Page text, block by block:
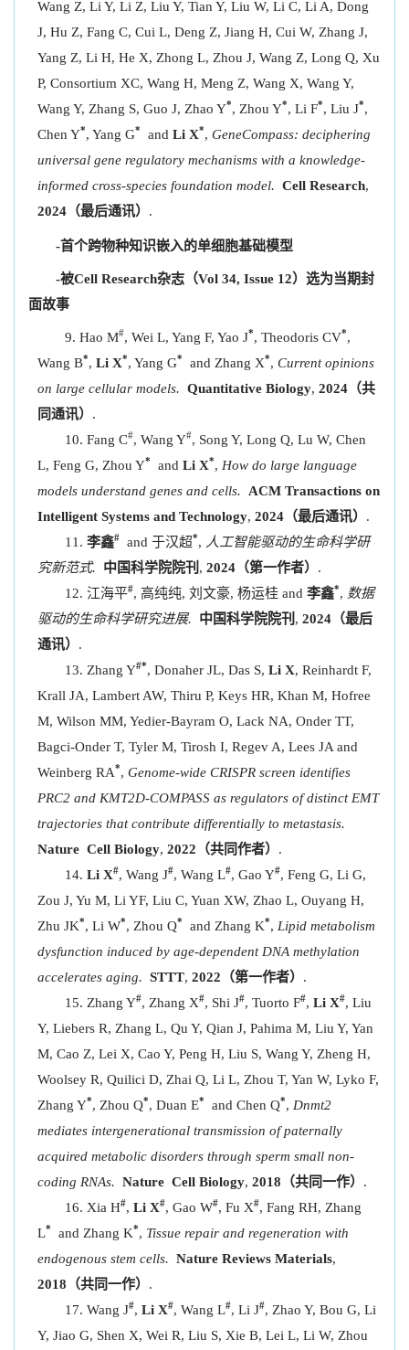
Wang Z, Li Y, Li Z, Liu Y, Tian Y, Liu W, Li C, Li A, Dong
J, Hu Z, Fang C, Cui L, Deng Z, Jiang H, Cui W, Zhang J,
Yang Z, Li H, He X, Zhong L, Zhou J, Wang Z, Long Q, Xu
P, Consortium XC, Wang H, Meng Z, Wang X, Wang Y,
Wang Y, Zhang S, Guo J, Zhao Y*, Zhou Y*, Li F*, Liu J*,
Chen Y*, Yang G* and Li X*, GeneCompass: deciphering
universal gene regulatory mechanisms with a knowledge-
informed cross-species foundation model. Cell Research,
2024（最后通讯） .
-首个跨物种知识嵌入的单细胞基础模型
-被Cell Research杂志（Vol 34, Issue 12）选为当期封
面故事
Hao M#, Wei L, Yang F, Yao J*, Theodoris CV*,
Wang B*, Li X*, Yang G* and Zhang X*, Current opinions
on large cellular models. Quantitative Biology, 2024（共
同通讯） .
Fang C#, Wang Y#, Song Y, Long Q, Lu W, Chen
L, Feng G, Zhou Y* and Li X*, How do large language
models understand genes and cells.
ACM Transactions on
Intelligent Systems and Technology, 2024（最后通讯） .
李鑫# and 于汉超*, 人工智能驱动的生命科学研
究新范式.
中国科学院院刊 , 2024（第一作者） .
江海平#, 高纯纯, 刘文豪, 杨运桂 and 李鑫*, 数据
驱动的生命科学研究进展.
中国科学院院刊 , 2024（最后
通讯） .
Zhang Y#*, Donaher JL, Das S, Li X, Reinhardt F,
Krall JA, Lambert AW, Thiru P, Keys HR, Khan M, Hofree
M, Wilson MM, Yedier-Bayram O, Lack NA, Onder TT,
Bagci-Onder T, Tyler M, Tirosh I, Regev A, Lees JA and
Weinberg RA*, Genome-wide CRISPR screen identifies
PRC2 and KMT2D-COMPASS as regulators of distinct EMT
trajectories that contribute differentially to metastasis.
Nature Cell Biology, 2022（共同作者） .
Li X#, Wang J#, Wang L#, Gao Y#, Feng G, Li G,
Zou J, Yu M, Li YF, Liu C, Yuan XW, Zhao L, Ouyang H,
Zhu JK*, Li W*, Zhou Q* and Zhang K*, Lipid metabolism
dysfunction induced by age-dependent DNA methylation
accelerates aging. STTT, 2022（第一作者） .
Zhang Y#, Zhang X#, Shi J#, Tuorto F#, Li X#, Liu
Y, Liebers R, Zhang L, Qu Y, Qian J, Pahima M, Liu Y, Yan
M, Cao Z, Lei X, Cao Y, Peng H, Liu S, Wang Y, Zheng H,
Woolsey R, Quilici D, Zhai Q, Li L, Zhou T, Yan W, Lyko F,
Zhang Y*, Zhou Q*, Duan E* and Chen Q*, Dnmt2
mediates intergenerational transmission of paternally
acquired metabolic disorders through sperm small non-
coding RNAs. Nature Cell Biology, 2018（共同一作） .
Xia H#, Li X#, Gao W#, Fu X#, Fang RH, Zhang
L* and Zhang K*, Tissue repair and regeneration with
endogenous stem cells. Nature Reviews Materials,
2018（共同一作） .
Wang J#, Li X#, Wang L#, Li J#, Zhao Y, Bou G, Li
Y, Jiao G, Shen X, Wei R, Liu S, Xie B, Lei L, Li W, Zhou